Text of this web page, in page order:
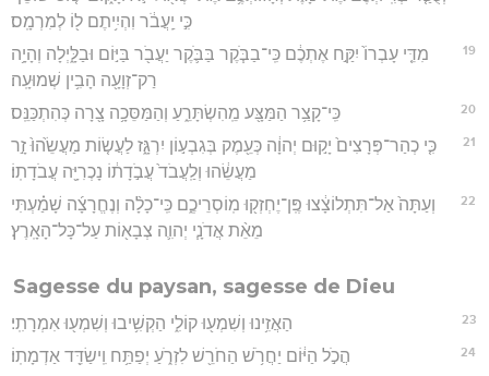
כִּ֣י יַֽעֲבֹ֔ר וִהְיִ֥יתֶם ל֖וֹ לְמִרְמָֽס׃
19
מִדֵּ֤י עָבְרוֹ֙ יִקַּ֣ח אֶתְכֶ֔ם כִּֽי־בַבֹּ֧קֶר בַּבֹּ֛קֶר יַעֲבֹ֖ר בַּיּ֣וֹם וּבַלָּ֑יְלָה וְהָיָ֥ה
רַק־זְוָעָ֖ה הָבִ֥ין שְׁמוּעָֽה׃
20 כִּֽי־קָצַ֥ר הַמַּצָּ֖ע מֵֽהִשְׂתָּרֵ֑עַ וְהַמַּסֵּכָ֥ה צָ֖רָה כְּהִתְכַּנֵּֽס׃
21
כִּ֤י כְהַר־פְּרָצִים֙ יָק֣וּם יְהוָ֔ה כְּעֵ֖מֶק בְּגִבְע֣וֹן יִרְגָּ֑ז לַעֲשׂ֤וֹת מַעֲשֵׂ֙הוּ֙ זָ֣ר
מַעֲשֵׂ֔הוּ וְלַֽעֲבֹד֙ עֲבֹ֣דָת֔וֹ נָכְרִיָּ֖ה עֲבֹדָתֽוֹ׃
22
וְעַתָּה֙ אַל־תִּתְלוֹצָ֔צוּ פֶּֽן־יֶחְזְק֖וּ מֽוֹסְרֵיכֶ֑ם כִּֽי־כָלָ֨ה וְנֶחֱרָצָ֜ה שָׁמַ֗עְתִּי
מֵאֵ֨ת אֲדֹנָ֧י יְהוִ֛ה צְבָא֖וֹת עַל־כָּל־הָאָֽרֶץ׃
Sagesse du paysan, sagesse de Dieu
23 הַאֲזִ֥ינוּ וְשִׁמְע֖וּ קוֹלִ֑י הַקְשִׁ֥יבוּ וְשִׁמְע֖וּ אִמְרָתִֽי׃
24 הֲכֹ֣ל הַיּ֔וֹם יַחֲרֹ֥שׁ הַחֹרֵ֖שׁ לִזְרֹ֑עַ יְפַתַּ֥ח וִֽישַׂדֵּ֖ד אַדְמָתֽוֹ׃